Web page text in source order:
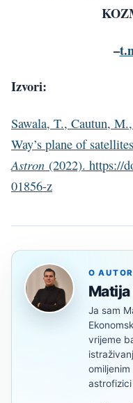
–
Izvori:
Sawala, T., Cautun,
Way’s plane of
Astron (2022). https://
01856-z
O
Ja sam
vrijeme